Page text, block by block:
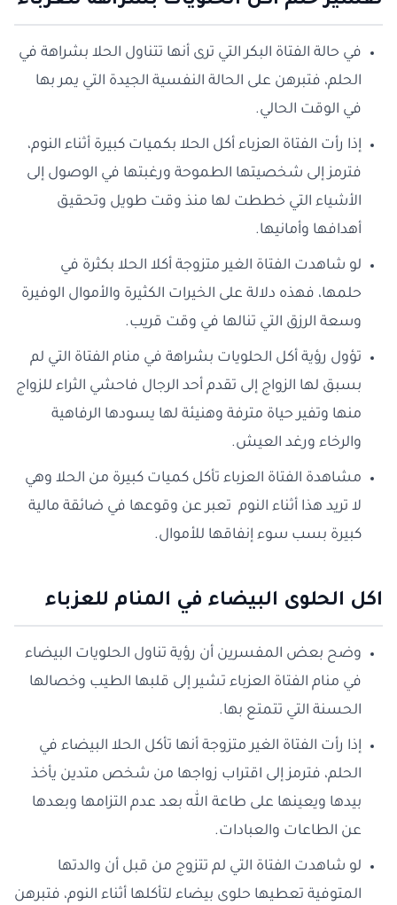
في حالة الفتاة البكر التي ترى أنها تتناول الحلا بشراهة في
الحلم، فتبرهن على الحالة النفسية الجيدة التي يمر بها
في الوقت الحالي.
إذا رأت الفتاة العزباء أكل الحلا بكميات كبيرة أثناء النوم،
فترمز إلى شخصيتها الطموحة ورغبتها في الوصول إلى
الأشياء التي خططت لها منذ وقت طويل وتحقيق
أهدافها وأمانيها.
لو شاهدت الفتاة الغير متزوجة أكلا الحلا بكثرة في
حلمها، فهذه دلالة على الخيرات الكثيرة والأموال الوفيرة
وسعة الرزق التي تنالها في وقت قريب.
تؤول رؤية أكل الحلويات بشراهة في منام الفتاة التي لم
بسبق لها الزواج إلى تقدم أحد الرجال فاحشي الثراء للزواج
منها وتفير حياة مترفة وهنيئة لها يسودها الرفاهية
والرخاء ورغد العيش.
مشاهدة الفتاة العزباء تأكل كميات كبيرة من الحلا وهي
لا تريد هذا أثناء النوم تعبر عن وقوعها في ضائقة مالية
كبيرة بسب سوء إنفاقها للأموال.
اكل الحلوى البيضاء في المنام للعزباء
وضح بعض المفسرين أن رؤية تناول الحلويات البيضاء
في منام الفتاة العزباء تشير إلى قلبها الطيب وخصالها
الحسنة التي تتمتع بها.
إذا رأت الفتاة الغير متزوجة أنها تأكل الحلا البيضاء في
الحلم، فترمز إلى اقتراب زواجها من شخص متدين يأخذ
بيدها ويعينها على طاعة الله بعد عدم التزامها وبعدها
عن الطاعات والعبادات.
لو شاهدت الفتاة التي لم تتزوج من قبل أن والدتها
المتوفية تعطيها حلوى بيضاء لتأكلها أثناء النوم، فتبرهن